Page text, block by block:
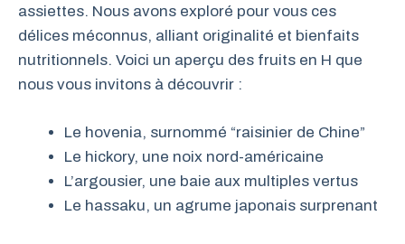
assiettes. Nous avons exploré pour vous ces
délices méconnus, alliant originalité et bienfaits
nutritionnels. Voici un aperçu des fruits en H que
nous vous invitons à découvrir :
Le hovenia, surnommé “raisinier de Chine”
Le hickory, une noix nord-américaine
L’argousier, une baie aux multiples vertus
Le hassaku, un agrume japonais surprenant